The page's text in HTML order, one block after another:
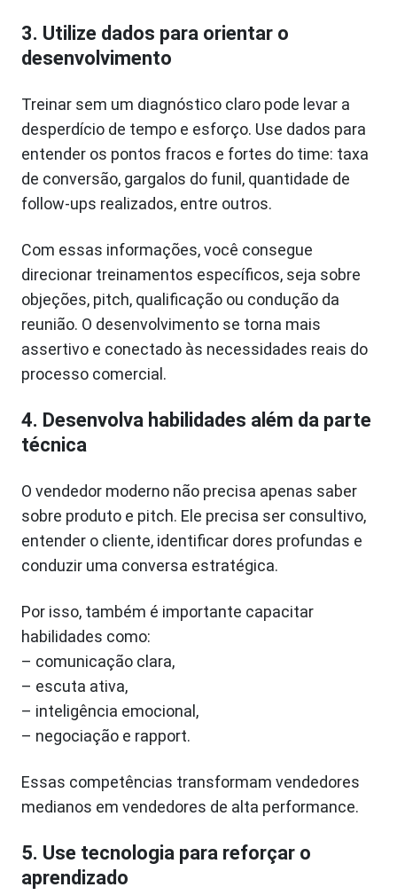
3. Utilize dados para orientar o
desenvolvimento
Treinar sem um diagnóstico claro pode levar a
desperdício de tempo e esforço. Use dados para
entender os pontos fracos e fortes do time: taxa
de conversão, gargalos do funil, quantidade de
follow-ups realizados, entre outros.
Com essas informações, você consegue
direcionar treinamentos específicos, seja sobre
objeções, pitch, qualificação ou condução da
reunião. O desenvolvimento se torna mais
assertivo e conectado às necessidades reais do
processo comercial.
4. Desenvolva habilidades além da parte
técnica
O vendedor moderno não precisa apenas saber
sobre produto e pitch. Ele precisa ser consultivo,
entender o cliente, identificar dores profundas e
conduzir uma conversa estratégica.
Por isso, também é importante capacitar
habilidades como:
– comunicação clara,
– escuta ativa,
– inteligência emocional,
– negociação e rapport.
Essas competências transformam vendedores
medianos em vendedores de alta performance.
5. Use tecnologia para reforçar o
aprendizado